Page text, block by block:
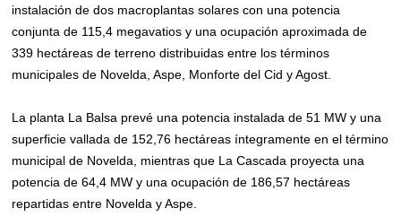
instalación de dos macroplantas solares con una potencia
conjunta de 115,4 megavatios y una ocupación aproximada de
339 hectáreas de terreno distribuidas entre los términos
municipales de Novelda, Aspe, Monforte del Cid y Agost.
La planta La Balsa prevé una potencia instalada de 51 MW y una
superficie vallada de 152,76 hectáreas íntegramente en el término
municipal de Novelda, mientras que La Cascada proyecta una
potencia de 64,4 MW y una ocupación de 186,57 hectáreas
repartidas entre Novelda y Aspe.